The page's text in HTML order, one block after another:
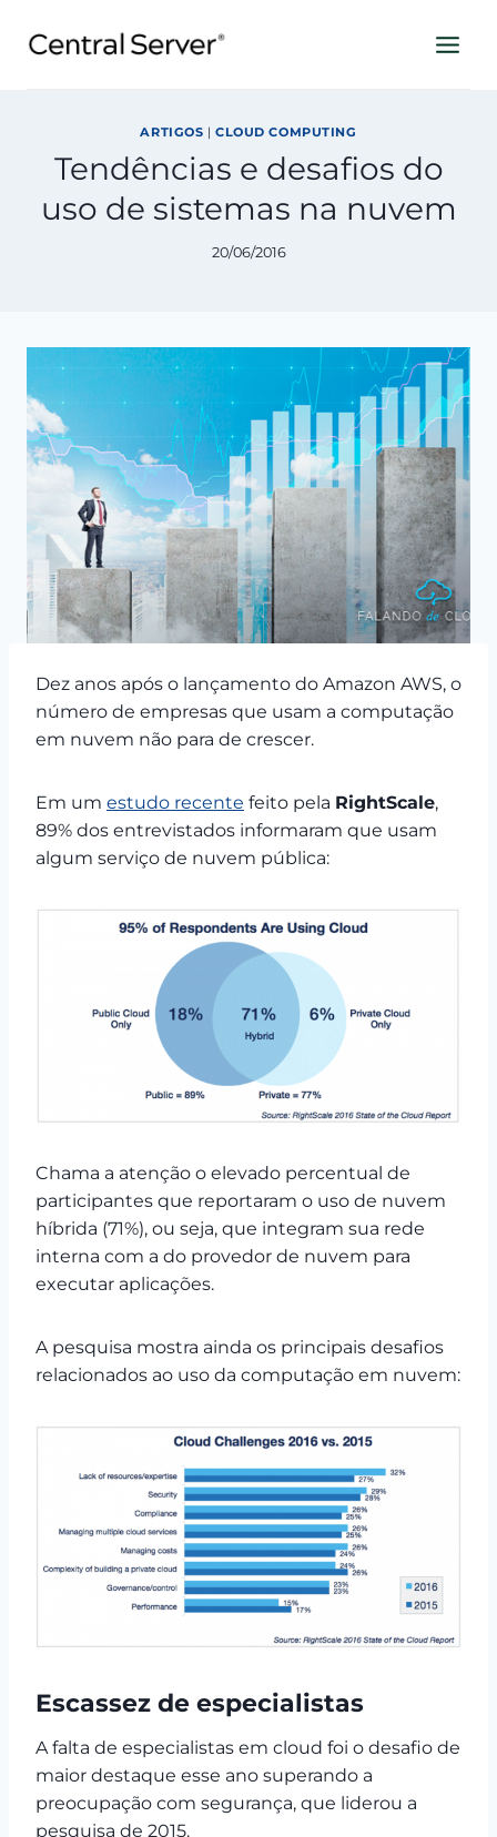
para
ARTIGOS |CLOUD COMPUTING
Tendências e desafios do
uso de sistemas na nuvem
20/06/2016
Dez anos após o lançamento do Amazon AWS, o
número de empresas que usam a computação
em nuvem não para de crescer.
Em um estudo recente feito pela RightScale,
89% dos entrevistados informaram que usam
algum serviço de nuvem pública:
Chama a atenção o elevado percentual de
participantes que reportaram o uso de nuvem
híbrida (71%), ou seja, que integram sua rede
interna com a do provedor de nuvem para
executar aplicações.
A pesquisa mostra ainda os principais desafios
relacionados ao uso da computação em nuvem:
Escassez de especialistas
A falta de especialistas em cloud foi o desafio de
maior destaque esse ano superando a
preocupação com segurança, que liderou a
pesquisa de 2015.